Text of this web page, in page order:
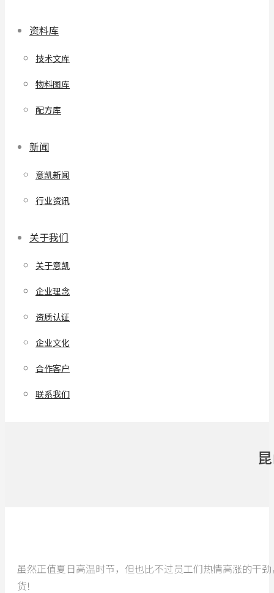
资料库
技术文库
物料图库
配方库
新闻
意凯新闻
行业资讯
关于我们
关于意凯
企业理念
资质认证
企业文化
合作客户
联系我们
虽然正值夏日高温时节，但也比不过员工们热情高涨的干
货!